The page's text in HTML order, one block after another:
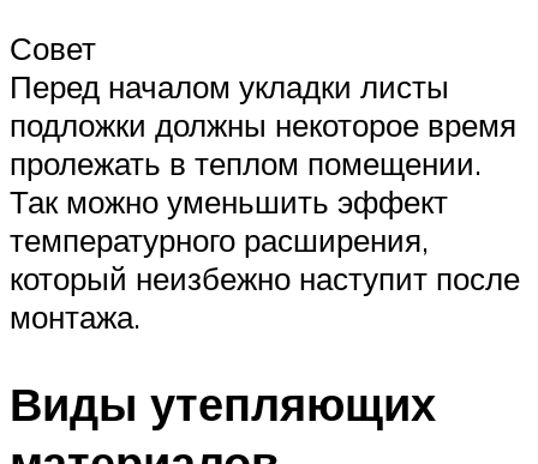
Совет
Перед началом укладки листы
подложки должны некоторое время
пролежать в теплом помещении.
Так можно уменьшить эффект
температурного расширения,
который неизбежно наступит после
монтажа.
Виды утепляющих